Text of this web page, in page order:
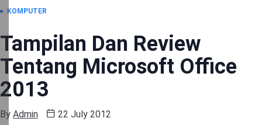
KOMPUTER
Tampilan Dan Review
Tentang Microsoft Office
2013
By Admin 22 July 2012